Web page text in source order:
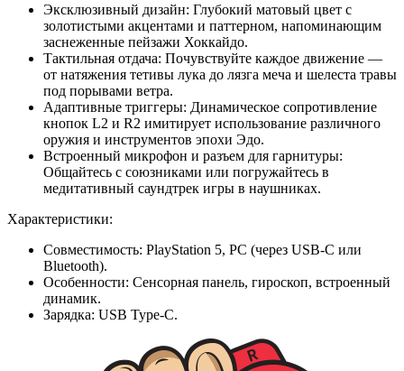
Эксклюзивный дизайн: Глубокий матовый цвет с
золотистыми акцентами и паттерном, напоминающим
заснеженные пейзажи Хоккайдо.
Тактильная отдача: Почувствуйте каждое движение —
от натяжения тетивы лука до лязга меча и шелеста травы
под порывами ветра.
Адаптивные триггеры: Динамическое сопротивление
кнопок L2 и R2 имитирует использование различного
оружия и инструментов эпохи Эдо.
Встроенный микрофон и разъем для гарнитуры:
Общайтесь с союзниками или погружайтесь в
медитативный саундтрек игры в наушниках.
Характеристики:
Совместимость: PlayStation 5, PC (через USB-C или
Bluetooth).
Особенности: Сенсорная панель, гироскоп, встроенный
динамик.
Зарядка: USB Type-C.